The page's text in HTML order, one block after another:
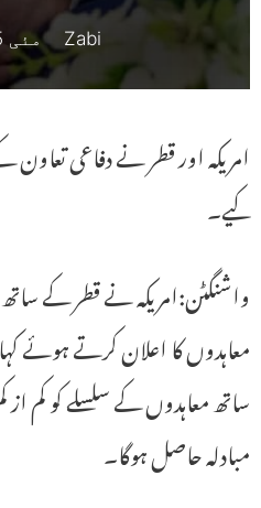
Zabi مئی 15, 2025
امریکہ اور قطر نے دفاعی تعاون
کیے۔
معاہدوں کا اعلان کرتے ہوئے
مبادلہ حاصل ہوگا۔